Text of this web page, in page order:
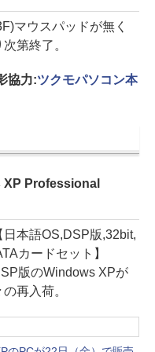
マウスパッドが無く
次第終了。
協力:ツクモパソコン本
XP Professional
本語OS,DSP版,32bit,
カードセット】
版のWindows XPが
の再入荷。